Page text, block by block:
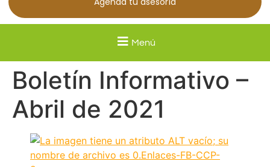
Menú
Boletín Informativo –
Abril de 2021